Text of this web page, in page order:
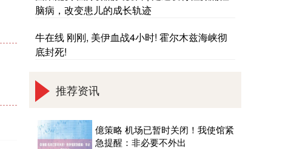
脑病，改变患儿的成长轨迹
牛在线 刚刚, 美伊血战4小时! 霍尔木兹海峡彻
底封死!
推荐资讯
億策略 机场已暂时关闭！我使馆紧
急提醒：非必要不外出